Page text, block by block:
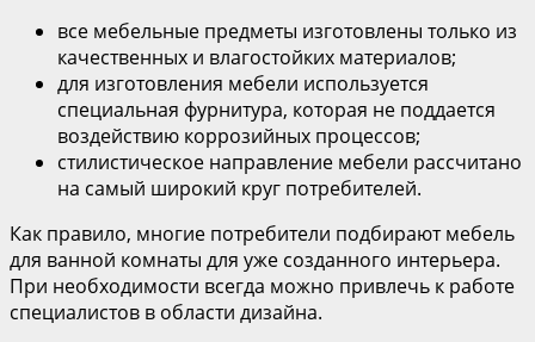
все мебельные предметы изготовлены только из
качественных и влагостойких материалов;
для изготовления мебели используется
специальная фурнитура, которая не поддается
воздействию коррозийных процессов;
стилистическое направление мебели рассчитано
на самый широкий круг потребителей.
Как правило, многие потребители подбирают мебель
для ванной комнаты для уже созданного интерьера.
При необходимости всегда можно привлечь к работе
специалистов в области дизайна.